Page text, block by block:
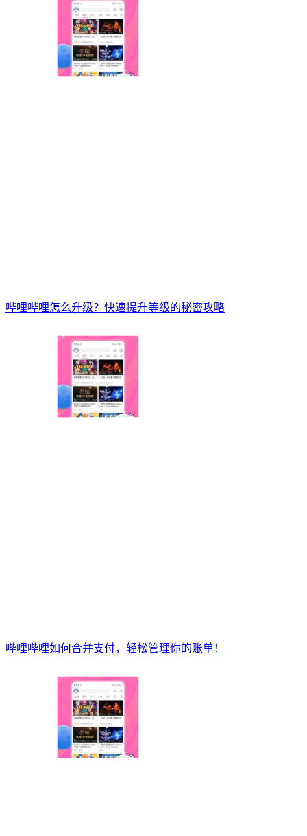
哔哩哔哩怎么升级？快速提升等级的秘密攻略
哔哩哔哩如何合并支付，轻松管理你的账单！